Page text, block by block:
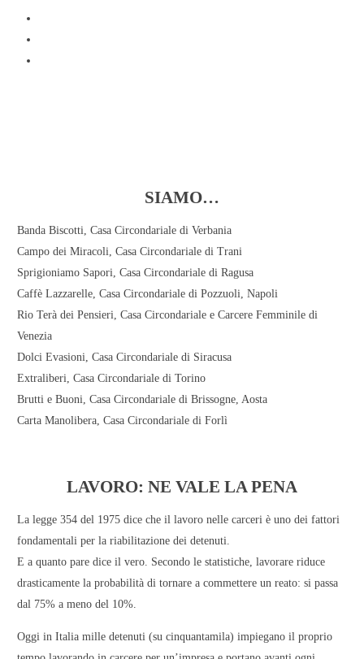
SIAMO…
Banda Biscotti, Casa Circondariale di Verbania
Campo dei Miracoli, Casa Circondariale di Trani
Sprigioniamo Sapori, Casa Circondariale di Ragusa
Caffè Lazzarelle, Casa Circondariale di Pozzuoli, Napoli
Rio Terà dei Pensieri, Casa Circondariale e Carcere Femminile di
Venezia
Dolci Evasioni, Casa Circondariale di Siracusa
Extraliberi, Casa Circondariale di Torino
Brutti e Buoni, Casa Circondariale di Brissogne, Aosta
Carta Manolibera, Casa Circondariale di Forlì
LAVORO: NE VALE LA PENA
Lalegge 354 del 1975 dice che il lavoro nelle carceri è uno dei fattori
fondamentali per la riabilitazione dei detenuti.
E a quanto pare dice il vero. Secondo le statistiche, lavorare riduce
drasticamente la probabilità di tornare a commettere un reato: si passa
dal 75% a meno del 10%.
Oggi in Italia mille detenuti (su cinquantamila) impiegano il proprio